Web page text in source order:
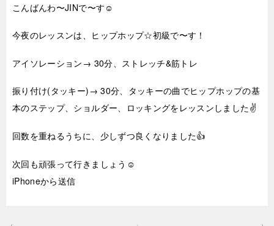
こんばんわ〜JINで〜す☺️
今夜のレッスンは、ヒップホップ☆初級で〜す！
アイソレーション→ 30分、ストレッチ&筋トレ
振り付け(タッキー)→ 30分、タッキーの曲でヒップホップの基
本のステップ、ショルダー、ロッキングをレッスンしました✌️
回数を重ねるうちに、少しずつ良くなりました👍
次回も頑張って行きましょう☺️
iPhoneから送信